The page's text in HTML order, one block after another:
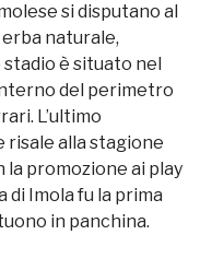
si disputano al
naturale,
è situato nel
del perimetro
L’ultimo
risale alla stagione
la promozione ai play
di Imola fu la prima
in panchina.